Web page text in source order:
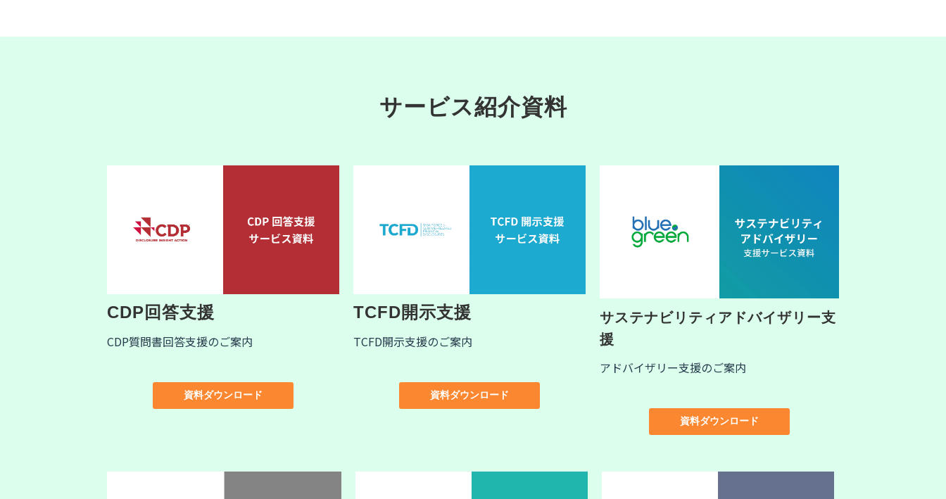
サービス紹介資料
CDP回答支援
CDP質問書回答支援のご案内
資料ダウンロード
TCFD開示支援
TCFD開示支援のご案内
資料ダウンロード
サステナビリティアドバイザリー支
援
アドバイザリー支援のご案内
資料ダウンロード